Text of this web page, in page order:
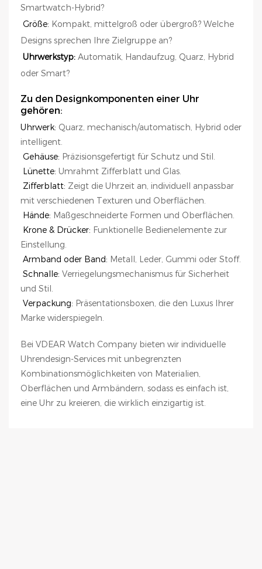
Smartwatch-Hybrid?
Größe: Kompakt, mittelgroß oder übergroß? Welche
Designs sprechen Ihre Zielgruppe an?
Uhrwerkstyp: Automatik, Handaufzug, Quarz, Hybrid
oder Smart?
Zu den Designkomponenten einer Uhr
gehören:
Uhrwerk: Quarz, mechanisch/automatisch, Hybrid oder
intelligent.
Gehäuse: Präzisionsgefertigt für Schutz und Stil.
Lünette: Umrahmt Zifferblatt und Glas.
Zifferblatt: Zeigt die Uhrzeit an, individuell anpassbar
mit verschiedenen Texturen und Oberflächen.
Hände: Maßgeschneiderte Formen und Oberflächen.
Krone & Drücker: Funktionelle Bedienelemente zur
Einstellung.
Armband oder Band: Metall, Leder, Gummi oder Stoff.
Schnalle: Verriegelungsmechanismus für Sicherheit
und Stil.
Verpackung: Präsentationsboxen, die den Luxus Ihrer
Marke widerspiegeln.
Bei VDEAR Watch Company bieten wir individuelle
Uhrendesign-Services mit unbegrenzten
Kombinationsmöglichkeiten von Materialien,
Oberflächen und Armbändern, sodass es einfach ist,
eine Uhr zu kreieren, die wirklich einzigartig ist.